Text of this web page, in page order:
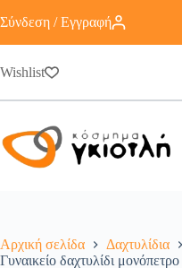
Σύνδεση / Εγγραφή
Wishlist
Αρχική σελίδα
Δαχτυλίδια
Γυναικείο δαχτυλίδι